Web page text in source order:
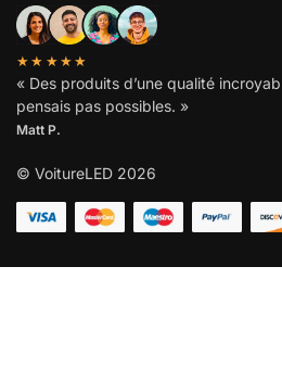
★★★★★
« Des produits d’une qualité
pensais pas possibles. »
Matt P.
© VoitureLED 2026